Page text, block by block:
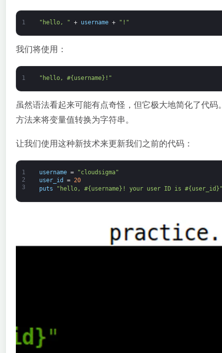
1 "hello, " + username + "!"
我们将使用：
1 "hello, #{username}!"
虽然语法看起来可能有点奇怪，但它极大地简化了代
方法来将变量值转换为字符串。
让我们使用这种新技术来更新我们之前的代码：
1
2
3
username =
"cloudsigma"
user_id
= 20
puts
"hello, #{username}! your user ID is